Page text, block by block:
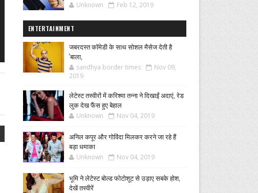
Unknown Feb 12, 2019
ENTERTAINMENT
जबरदस्त कॉमेडी के साथ सोशल मैसेज देती है
'बाला,
sandhya border times
Nov 09,
2019
लेटेस्ट तस्वीरों में करिश्मा तन्ना ने दिखाईं अदाएं, रेड
लुक देख फैंस हुए बेहाल
Unknown Nov 04, 2019
अनिल कपूर और गोविंदा मिलकर करने जा रहे हैं
बड़ा धमाका
Unknown Nov 04, 2019
भूमि ने लेटेस्ट बोल्ड फोटोशूट से उड़ाए सबके होश,
देखें तस्वीरें